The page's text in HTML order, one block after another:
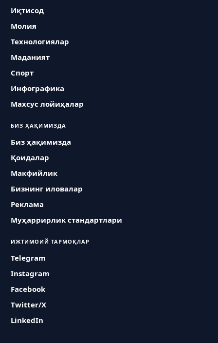
Иқтисод
Молия
Технологиялар
Маданият
Спорт
Инфографика
Махсус лойиҳалар
БИЗ ҲАҚИМИЗДА
Биз ҳақимизда
Қоидалар
Макфийлик
Бизнинг иловалар
Реклама
Муҳаррирлик стандартлари
ИЖТИМОИЙ ТАРМОҚЛАР
Telegram
Instagram
Facebook
Twitter/X
LinkedIn